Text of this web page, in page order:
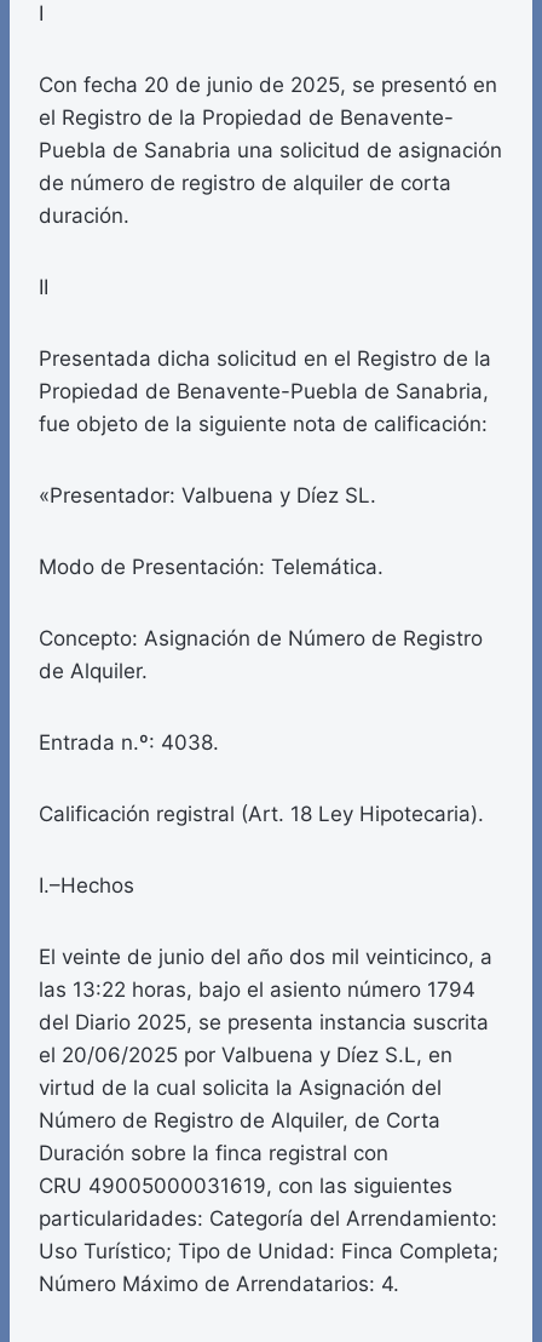
I
Con fecha 20 de junio de 2025, se presentó en
el Registro de la Propiedad de Benavente-
Puebla de Sanabria una solicitud de asignación
de número de registro de alquiler de corta
duración.
II
Presentada dicha solicitud en el Registro de la
Propiedad de Benavente-Puebla de Sanabria,
fue objeto de la siguiente nota de calificación:
«Presentador: Valbuena y Díez SL.
Modo de Presentación: Telemática.
Concepto: Asignación de Número de Registro
de Alquiler.
Entrada n.º: 4038.
Calificación registral (Art. 18 Ley Hipotecaria).
I.–Hechos
El veinte de junio del año dos mil veinticinco, a
las 13:22 horas, bajo el asiento número 1794
del Diario 2025, se presenta instancia suscrita
el 20/06/2025 por Valbuena y Díez S.L, en
virtud de la cual solicita la Asignación del
Número de Registro de Alquiler, de Corta
Duración sobre la finca registral con
CRU 49005000031619, con las siguientes
particularidades: Categoría del Arrendamiento:
Uso Turístico; Tipo de Unidad: Finca Completa;
Número Máximo de Arrendatarios: 4.